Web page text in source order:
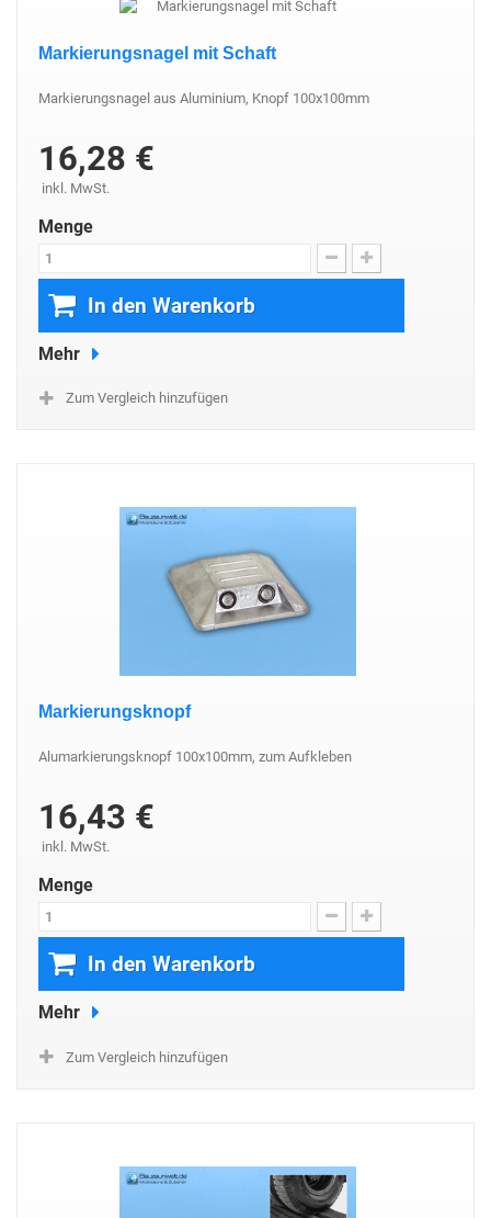
Markierungsnagel mit Schaft
Markierungsnagel aus Aluminium, Knopf 100x100mm
16,28 €
inkl. MwSt.
Menge
In den Warenkorb
Mehr
Zum Vergleich hinzufügen
Markierungsknopf
Alumarkierungsknopf 100x100mm, zum Aufkleben
16,43 €
inkl. MwSt.
Menge
In den Warenkorb
Mehr
Zum Vergleich hinzufügen